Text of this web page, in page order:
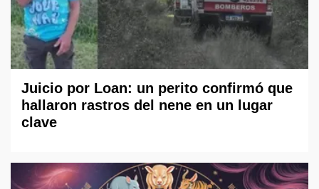
Juicio por Loan: un perito confirmó que
hallaron rastros del nene en un lugar
clave